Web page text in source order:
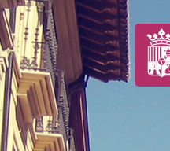
Salta al contigut